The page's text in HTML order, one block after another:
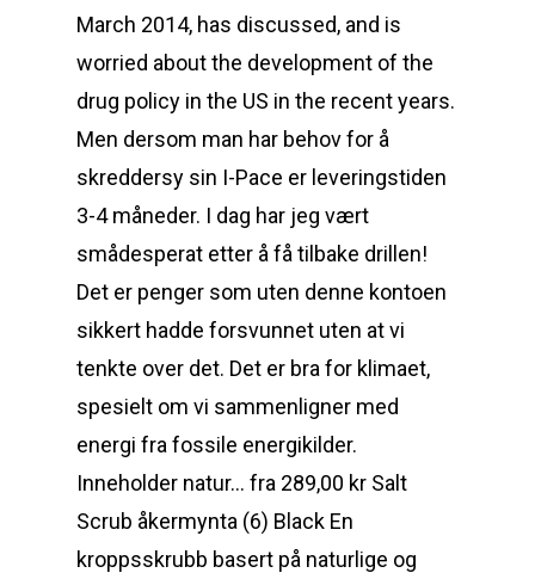
March 2014, has discussed, and is
worried about the development of the
drug policy in the US in the recent years.
Men dersom man har behov for å
skreddersy sin I-Pace er leveringstiden
3-4 måneder. I dag har jeg vært
smådesperat etter å få tilbake drillen!
Det er penger som uten denne kontoen
sikkert hadde forsvunnet uten at vi
tenkte over det. Det er bra for klimaet,
spesielt om vi sammenligner med
energi fra fossile energikilder.
Inneholder natur… fra 289,00 kr Salt
Scrub åkermynta (6) Black En
kroppsskrubb basert på naturlige og